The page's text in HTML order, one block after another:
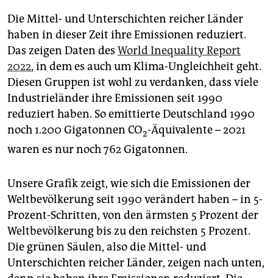
Die Mittel- und Unterschichten reicher Länder
haben in dieser Zeit ihre Emissionen reduziert.
Das zeigen Daten des World Inequality Report
2022, in dem es auch um Klima-Ungleichheit geht.
Diesen Gruppen ist wohl zu verdanken, dass viele
Industrieländer ihre Emissionen seit 1990
reduziert haben. So emittierte Deutschland 1990
noch 1.200 Gigatonnen CO2-Äquivalente – 2021
waren es nur noch 762 Gigatonnen.
Unsere Grafik zeigt, wie sich die Emissionen der
Weltbevölkerung seit 1990 verändert haben – in 5-
Prozent-Schritten, von den ärmsten 5 Prozent der
Weltbevölkerung bis zu den reichsten 5 Prozent.
Die grünen Säulen, also die Mittel- und
Unterschichten reicher Länder, zeigen nach unten,